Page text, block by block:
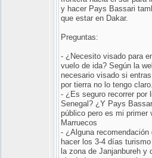
y hacer Pays Bassari
que estar en Dakar.
Preguntas:
- ¿Necesito visado para
vuelo de ida? Según la
necesario visado si
por tierra no lo tengo claro.
- ¿Es seguro recorrer por
Senegal? ¿Y Pays
público pero es mi
Marruecos
- ¿Alguna
hacer los 3-4 días
la zona de Janjanbureh y